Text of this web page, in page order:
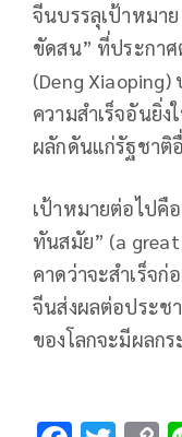
จีนบรรลุเป้าหมาย
ขัดสน” ที่ประกา
(Deng
ความสำเร็จอันยิ่
ผลักดันแก่รัฐชาติ
เป้าหมายต่อไปคือ
ทันสมัย” (a
คาดว่าจะสำเร็จ
จีนส่งผลต่อประช
ของโลกจะมีผลก